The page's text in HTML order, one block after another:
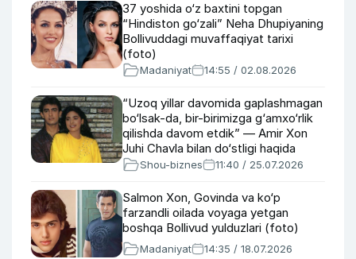
37 yoshida o‘z baxtini topgan
“Hindiston go‘zali” Neha Dhupiyaning
Bollivuddagi muvaffaqiyat tarixi
(foto)
Madaniyat 14:55 / 02.08.2026
“Uzoq yillar davomida gaplashmagan
bo‘lsak-da, bir-birimizga g‘amxo‘rlik
qilishda davom etdik” — Amir Xon
Juhi Chavla bilan do‘stligi haqida
Shou-biznes 11:40 / 25.07.2026
Salmon Xon, Govinda va ko‘p
farzandli oilada voyaga yetgan
boshqa Bollivud yulduzlari (foto)
Madaniyat 14:35 / 18.07.2026